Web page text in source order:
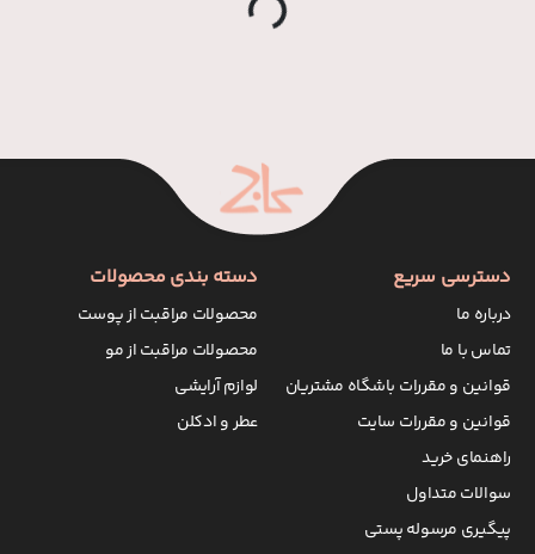
دسترسی سریع
درباره ما
تماس با ما
قوانین و مقررات باشگاه مشتریان
قوانین و مقررات سایت
راهنمای خرید
سوالات متداول
پیگیری مرسوله پستی
دسته بندی محصولات
محصولات مراقبت از پوست
محصولات مراقبت از مو
لوازم آرایشی
عطر و ادکلن